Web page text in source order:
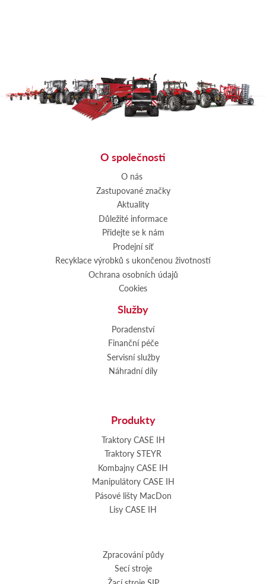
O společnosti
O nás
Zastupované značky
Aktuality
Důležité informace
Přidejte se k nám
Prodejní síť
Recyklace výrobků s ukončenou životností
Ochrana osobních údajů
Cookies
Služby
Poradenství
Finanční péče
Servisní služby
Náhradní díly
Produkty
Traktory CASE IH
Traktory STEYR
Kombajny CASE IH
Manipulátory CASE IH
Pásové lišty MacDon
Lisy CASE IH
Zpracování půdy
Secí stroje